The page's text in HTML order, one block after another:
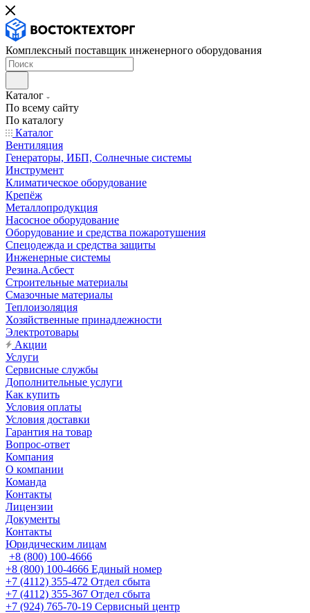
Комплексный поставщик инженерного оборудования
Каталог
По всему сайту
По каталогу
Каталог
Вентиляция
Генераторы, ИБП, Солнечные системы
Инструмент
Климатическое оборудование
Крепёж
Металлопродукция
Насосное оборудование
Оборудование и средства пожаротушения
Спецодежда и средства защиты
Инженерные системы
Резина.Асбест
Строительные материалы
Смазочные материалы
Теплоизоляция
Хозяйственные принадлежности
Электротовары
Акции
Услуги
Сервисные службы
Дополнительные услуги
Как купить
Условия оплаты
Условия доставки
Гарантия на товар
Вопрос-ответ
Компания
О компании
Команда
Контакты
Лицензии
Документы
Контакты
Юридическим лицам
+8 (800) 100-4666
+8 (800) 100-4666 Единый номер
+7 (4112) 355-472 Отдел сбыта
+7 (4112) 355-367 Отдел сбыта
+7 (924) 765-70-19 Сервисный центр